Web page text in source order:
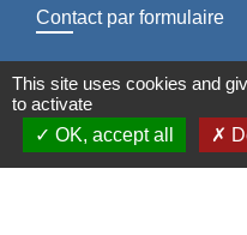
Contact par formulaire
Mentions légales
This site uses cookies and
to activate
OK, accept all